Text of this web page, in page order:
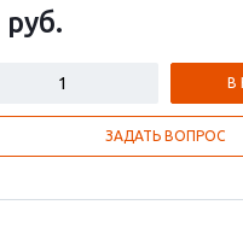
руб.
В
ЗАДАТЬ ВОПРОС